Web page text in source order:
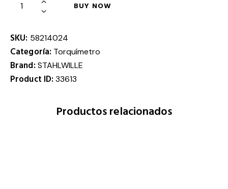
BUY NOW
SKU: 58214024
Categoría: Torquímetro
Brand: STAHLWILLE
Product ID:33613
Productos relacionados